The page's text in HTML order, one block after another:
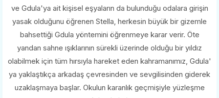
ve Gdula'ya ait kişisel eşyaların da bulunduğu odalara girişin
yasak olduğunu öğrenen Stella, herkesin büyük bir gizemle
bahsettiği Gdula yöntemini öğrenmeye karar verir. Öte
yandan sahne ışıklarının sürekli üzerinde olduğu bir yıldız
olabilmek için tüm hırsıyla hareket eden kahramanımız, Gdula'
ya yaklaştıkça arkadaş çevresinden ve sevgilisinden giderek
uzaklaşmaya başlar. Okulun karanlık geçmişiyle yüzleşme